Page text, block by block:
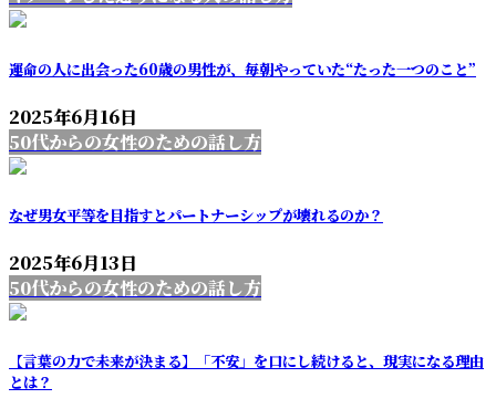
運命の人に出会った60歳の男性が、毎朝やっていた“たった一つのこと”
2025年6月16日
50代からの女性のための話し方
なぜ男女平等を目指すとパートナーシップが壊れるのか？
2025年6月13日
50代からの女性のための話し方
【言葉の力で未来が決まる】「不安」を口にし続けると、現実になる理由
とは？